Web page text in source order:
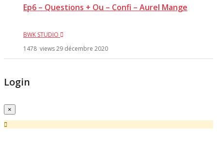
Ep6 – Questions + Ou – Confi – Aurel Mange
BWK STUDIO
1478 views29 décembre 2020
Login
×